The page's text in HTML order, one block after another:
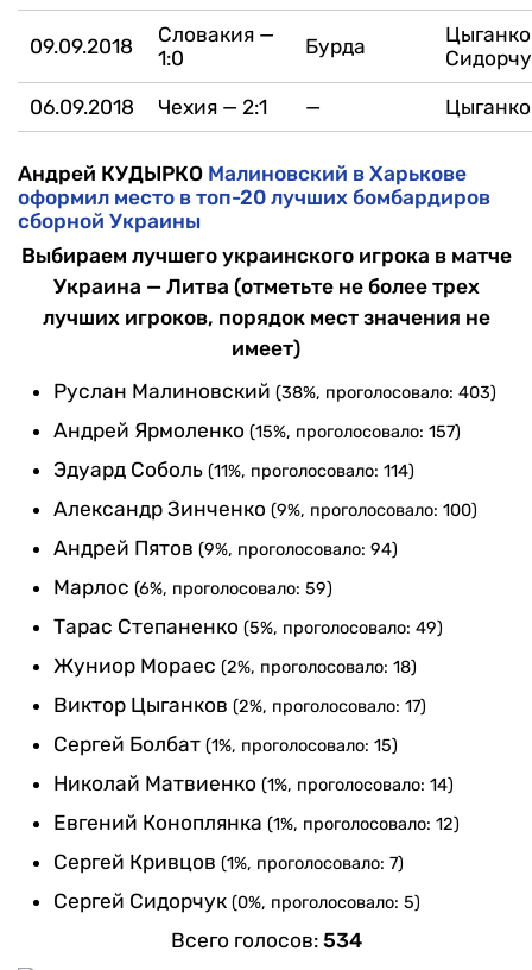
09.09.2018
Словакия —
1:0
Бурда
06.09.2018 Чехия — 2:1 —
Андрей КУДЫРКО Малиновский в Харькове
оформил место в топ-20 лучших бомбардиров
сборной Украины
Выбираем лучшего украинского игрока в матче
Украина — Литва (отметьте не более трех
лучших игроков, порядок мест значения не
имеет)
Руслан Малиновский (38%, проголосовало: 403)
Андрей Ярмоленко (15%, проголосовало: 157)
Эдуард Соболь (11%, проголосовало: 114)
Александр Зинченко (9%, проголосовало: 100)
Андрей Пятов (9%, проголосовало: 94)
Марлос (6%, проголосовало: 59)
Тарас Степаненко (5%, проголосовало: 49)
Жуниор Мораес (2%, проголосовало: 18)
Виктор Цыганков (2%, проголосовало: 17)
Сергей Болбат (1%, проголосовало: 15)
Николай Матвиенко (1%, проголосовало: 14)
Евгений Коноплянка (1%, проголосовало: 12)
Сергей Кривцов (1%, проголосовало: 7)
Сергей Сидорчук (0%, проголосовало: 5)
Всего голосов: 534